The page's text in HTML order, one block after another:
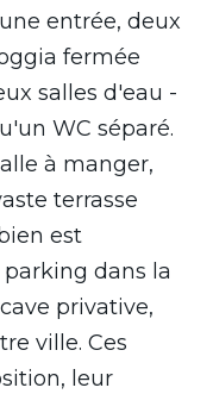
entrée, deux
fermée
salles d'eau -
WC séparé.
à manger,
terrasse
est
dans la
privative,
ville. Ces
leur